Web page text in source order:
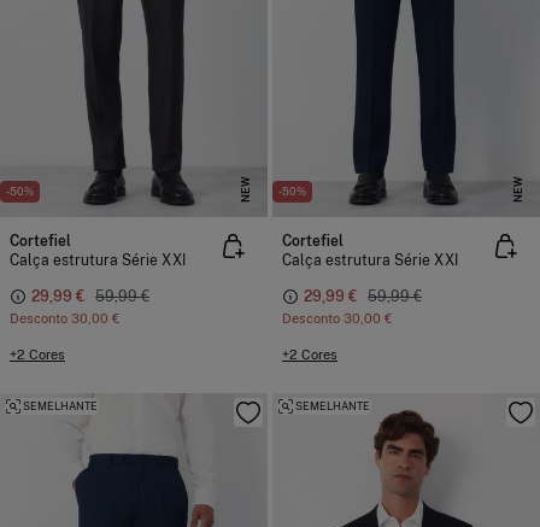
-50% NEW
Cortefiel
Calça estrutura Série XXI
29,99 € 59,99 €
Desconto 30,00 €
+2 Cores
-50% NEW
Cortefiel
Calça estrutura Série XXI
29,99 € 59,99 €
Desconto 30,00 €
+2 Cores
SEMELHANTE SEMELHANTE